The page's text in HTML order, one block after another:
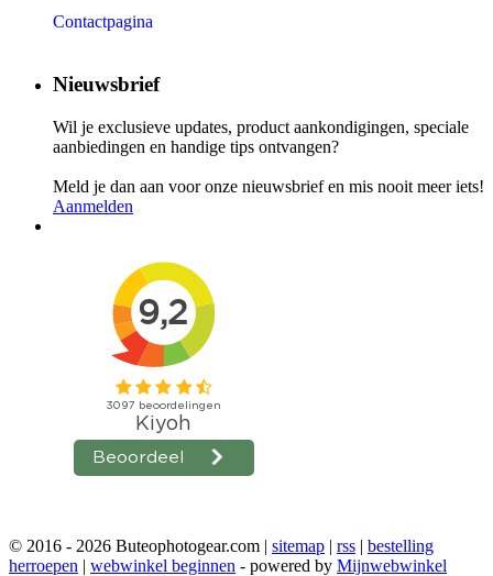
Contactpagina
Nieuwsbrief
Wil je exclusieve updates, product aankondigingen, speciale
aanbiedingen en handige tips ontvangen?
Meld je dan aan voor onze nieuwsbrief en mis nooit meer iets!
Aanmelden
© 2016 - 2026 Buteophotogear.com | sitemap | rss | bestelling
herroepen | webwinkel beginnen - powered by Mijnwebwinkel